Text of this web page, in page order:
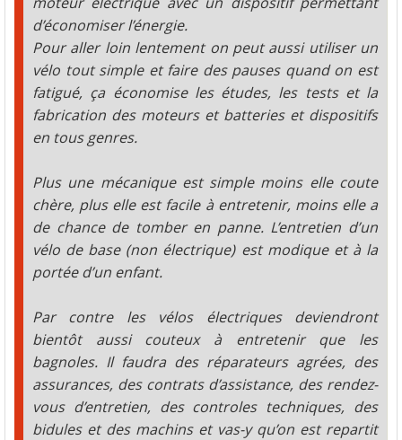
d’économiser l’énergie.
Pour aller loin lentement on peut aussi utiliser un
vélo tout simple et faire des pauses quand on est
fatigué, ça économise les études, les tests et la
fabrication des moteurs et batteries et dispositifs
en tous genres.
Plus une mécanique est simple moins elle coute
chère, plus elle est facile à entretenir, moins elle a
de chance de tomber en panne. L’entretien d’un
vélo de base (non électrique) est modique et à la
portée d’un enfant.
Par contre les vélos électriques deviendront
bientôt aussi couteux à entretenir que les
bagnoles. Il faudra des réparateurs agrées, des
assurances, des contrats d’assistance, des rendez-
vous d’entretien, des controles techniques, des
bidules et des machins et vas-y qu’on est repartit